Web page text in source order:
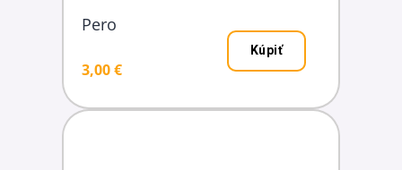
Pero
3,00 €
Kúpiť